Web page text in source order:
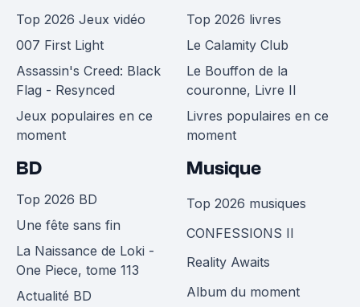
Top 2026 Jeux vidéo
007 First Light
Assassin's Creed: Black
Flag - Resynced
Jeux populaires en ce
moment
Top 2026 livres
Le Calamity Club
Le Bouffon de la
couronne, Livre II
Livres populaires en ce
moment
BD
Top 2026 BD
Une fête sans fin
La Naissance de Loki -
One Piece, tome 113
Actualité BD
Musique
Top 2026 musiques
CONFESSIONS II
Reality Awaits
Album du moment